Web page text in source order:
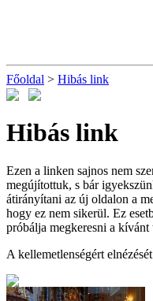
Főoldal > Hibás link
Hibás link
Ezen a linken sajnos nem
megújítottuk, s bár
átirányítani az új oldalon a
hogy ez nem sikerül. Ez
próbálja megkeresni a kívánt
A kellemetlenségért